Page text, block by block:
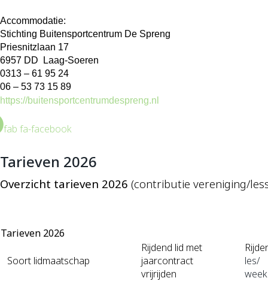
Accommodatie:
Stichting Buitensportcentrum De Spreng
Priesnitzlaan 17
6957 DD Laag-Soeren
0313 – 61 95 24
06 – 53 73 15 89
https://buitensportcentrumdespreng.nl
fab fa-facebook
Tarieven 2026
Overzicht tarieven 2026 (contributie vereniging/
Tarieven 2026
Soort lidmaatschap
Rijdend lid met
jaarcontract
vrijrijden
les/
week